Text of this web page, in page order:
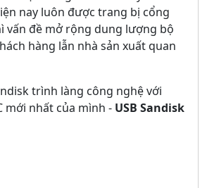
nay luôn được trang bị cổng
vấn đề mở rộng dung lượng bộ
hàng lẫn nhà sản xuất quan
trình làng công nghệ với
mới nhất của mình - USB Sandisk